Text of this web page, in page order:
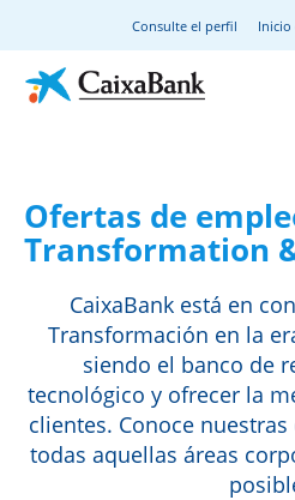
Consulte el perfil Inicio
Ofertas de
Transformation
CaixaBank está en
Transformación en la
siendo el banco de
tecnológico y ofrecer la
clientes. Conoce
todas aquellas áreas